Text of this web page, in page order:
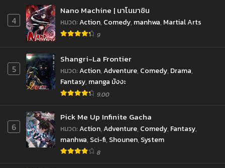
4
Nano Machine | นาโนมาชิน
หมวด:Action, Comedy, manhwa, Martial Arts
9
5
Shangri-La Frontier
หมวด:Action,Adventure, Comedy, Drama,
Fantasy, manga มังงะ
9.00
6
Pick Me Up Infinite Gacha
หมวด:Action,Adventure, Comedy, Fantasy,
manhwa, Sci-fi, Shounen, System
8